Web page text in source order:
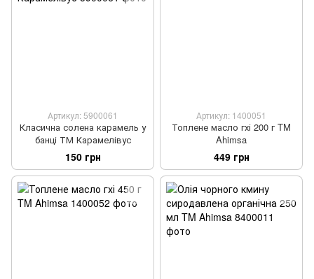
Артикул: 5900061
Класична солена карамель у
банці ТМ Карамелівус
150 грн
Артикул: 1400051
Топлене масло гхі 200 г TM
Ahimsa
449 грн